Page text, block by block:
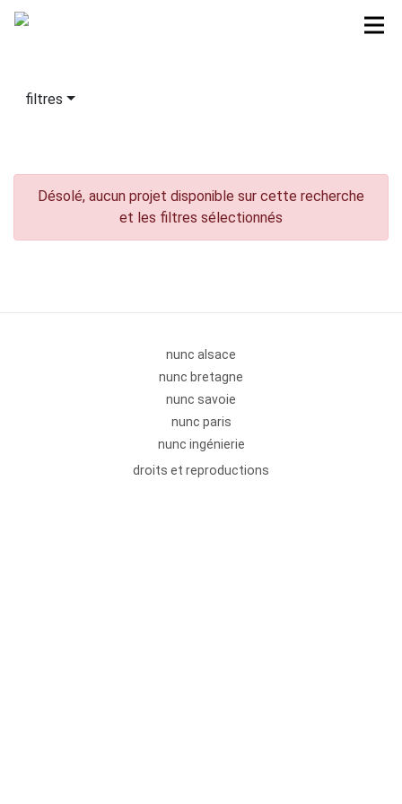
filtres
Désolé, aucun projet disponible sur cette recherche
et les filtres sélectionnés
nunc alsace
nunc bretagne
nunc savoie
nunc paris
nunc ingénierie
droits et reproductions